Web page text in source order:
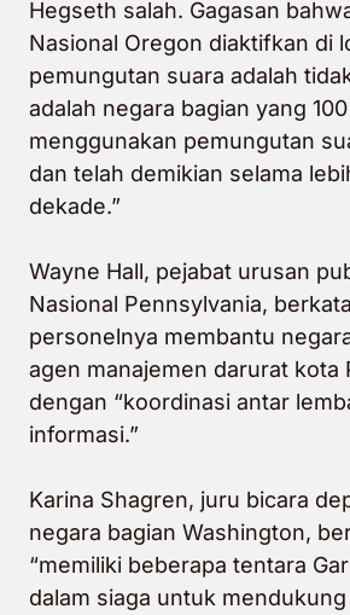
Hegseth salah. Gagasan
Nasional Oregon diaktifkan di
pemungutan suara adalah
adalah negara bagian yang
menggunakan pemungutan
dan telah demikian selama
dekade.”
Wayne Hall, pejabat urusan
Nasional Pennsylvania,
personelnya membantu
agen manajemen darurat kota
dengan “koordinasi antar
informasi.”
Karina Shagren, juru bicara
negara bagian Washington,
“memiliki beberapa tentara
dalam siaga untuk